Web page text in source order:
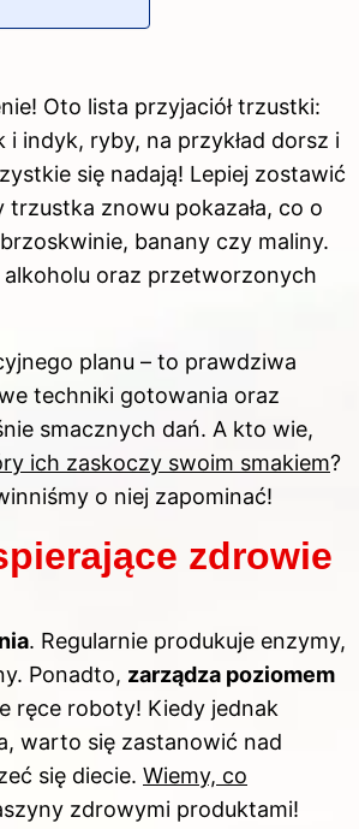
Oto lista przyjaciół trzustki:
indyk, ryby, na przykład dorsz i
się nadają! Lepiej zostawić
znowu pokazała, co o
banany czy maliny.
oraz przetworzonych
planu – to prawdziwa
techniki gotowania oraz
smacznych dań. A kto wie,
ich zaskoczy swoim smakiem?
o niej zapominać!
zdrowie
. Regularnie produkuje enzymy,
Ponadto, zarządza poziomem
ręce roboty! Kiedy jednak
warto się zastanowić nad
się diecie. Wiemy, co
zdrowymi produktami!